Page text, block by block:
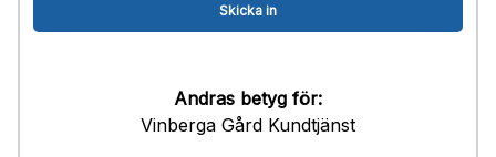
Andras betyg för:
Vinberga Gård Kundtjänst